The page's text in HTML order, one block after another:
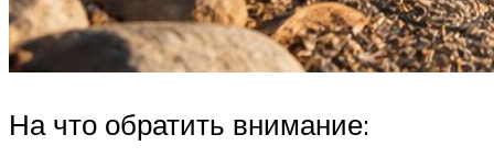
На что обратить внимание: